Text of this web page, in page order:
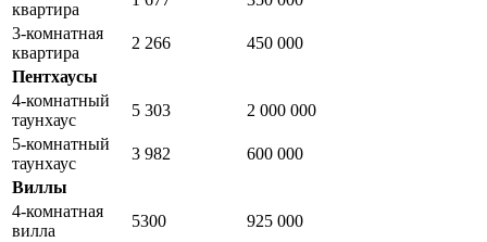
квартира
3-комнатная
квартира
2 266
450 000
Пентхаусы
4-комнатный
таунхаус
5 303
2 000 000
5-комнатный
таунхаус
3 982
600 000
Виллы
4-комнатная
вилла
5300
925 000